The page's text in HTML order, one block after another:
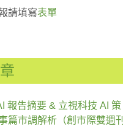
請填寫表單
報告摘要 & 立視科技 AI 策
篇市調解析（創市際雙週刊